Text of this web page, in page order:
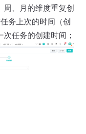
周、月的维度重复创
务上次的时间（创
任务的创建时间；